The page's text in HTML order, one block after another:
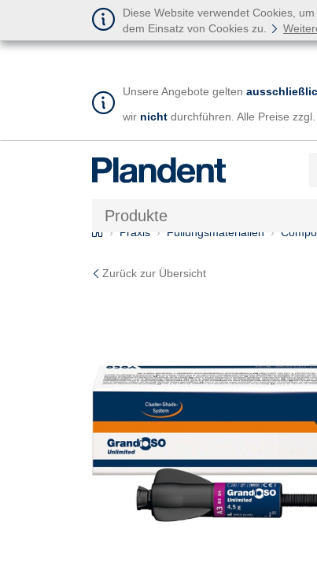
Diese Website verwendet Cookies,
dem Einsatz von Cookies zu.
Unsere Angebote gelten
wir nicht durchführen. Alle Preise
Produkte
HomePraxis Füllungsmaterialien
Zurück zur Übersicht